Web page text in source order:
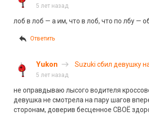
5 лет назад
лоб в лоб — а им, что в лоб, что по лбу —
Ответить
Yukon
Suzuki сбил девушку
5 лет назад
не оправдываю лысого водителя
девушка не смотрела на пару шагов
сторонам, доверив бесценное СВОЁ